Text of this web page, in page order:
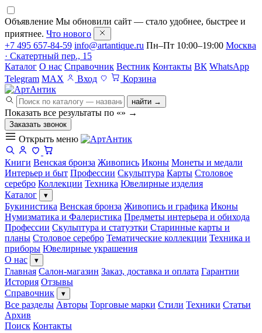
Объявление Мы обновили сайт — стало удобнее, быстрее и
приятнее. Что нового
+7 495 657-84-59 info@artantique.ru Пн–Пт 10:00–19:00 Москва
· Скатертный пер., 15
Каталог О нас Справочник Вестник Контакты ВК WhatsApp
Telegram MAX Вход Корзина
найти →
Показать все результаты по «» →
Заказать звонок
Открыть меню
Книги Венская бронза Живопись Иконы Монеты и медали
Интерьер и быт Профессии Скульптура Карты Столовое
серебро Коллекции Техника Ювелирные изделия
Каталог
▾
Букинистика Венская бронза Живопись и графика Иконы
Нумизматика и Фалеристика Предметы интерьера и обихода
Профессии Скульптура и статуэтки Старинные карты и
планы Столовое серебро Тематические коллекции Техника и
приборы Ювелирные украшения
О нас
▾
Главная Салон-магазин Заказ, доставка и оплата Гарантии
История Отзывы
Справочник
▾
Все разделы Авторы Торговые марки Стили Техники Статьи
Архив
Поиск Контакты